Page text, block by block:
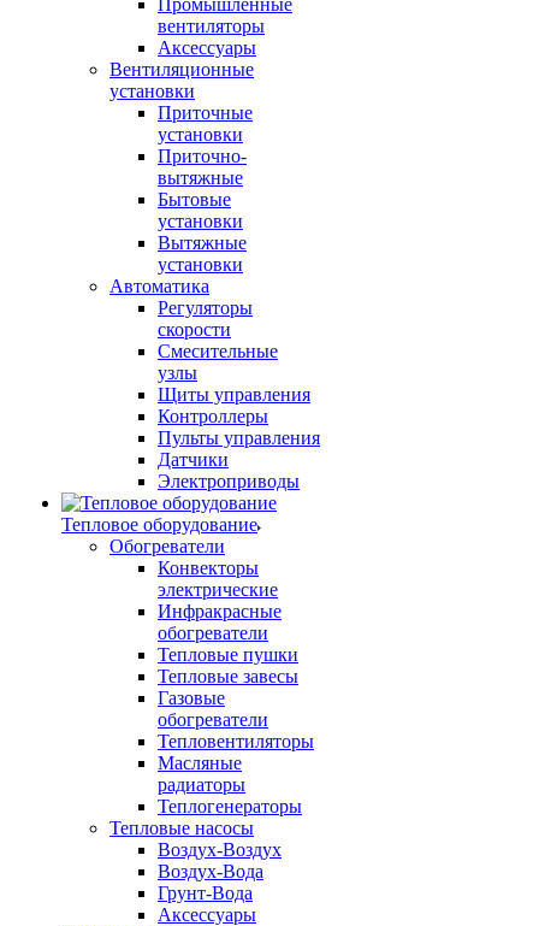
Промышленные
вентиляторы
Аксессуары
Вентиляционные
установки
Приточные
установки
Приточно-
вытяжные
Бытовые
установки
Вытяжные
установки
Автоматика
Регуляторы
скорости
Смесительные
узлы
Щиты управления
Контроллеры
Пульты управления
Датчики
Электроприводы
Тепловое оборудование
Обогреватели
Конвекторы
электрические
Инфракрасные
обогреватели
Тепловые пушки
Тепловые завесы
Газовые
обогреватели
Тепловентиляторы
Масляные
радиаторы
Теплогенераторы
Тепловые насосы
Воздух-Воздух
Воздух-Вода
Грунт-Вода
Аксессуары